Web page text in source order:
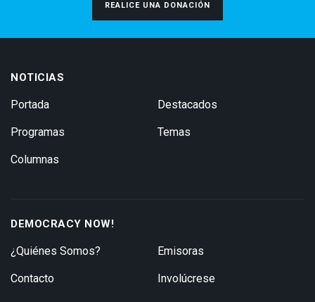
REALICE UNA DONACIÓN
NOTICIAS
Portada
Programas
Columnas
Destacados
Temas
DEMOCRACY NOW!
¿Quiénes Somos?
Contacto
Emisoras
Involúcrese